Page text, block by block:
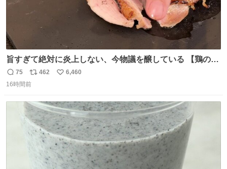
旨すぎて絶対に炎上しない、今物議を醸している 【鶏のた
たき】 を家で作る方法を教えます 鶏もも肉に特別な処理を
して大葉やみょうがなどの薬味と一緒にいただきます 夏に
youtu.be/s0jWxvy14_4
返
信
75
リ
ポ
ト
数
462
い
数
6,460
16時間前